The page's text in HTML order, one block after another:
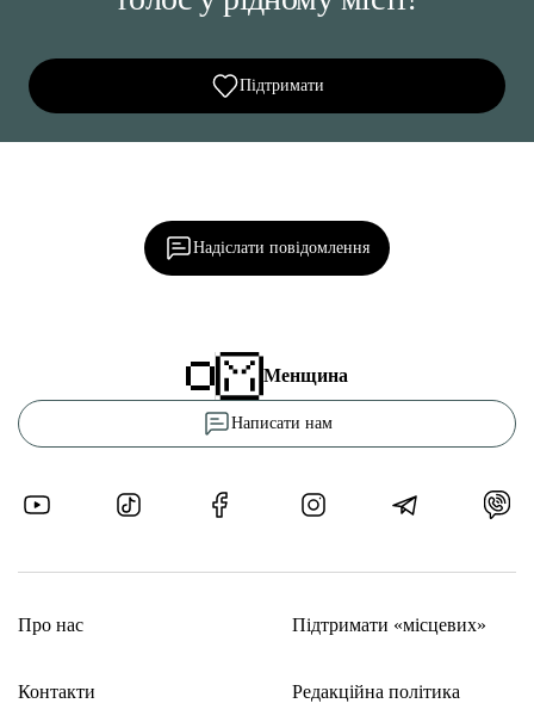
Підтримати
Надіслати повідомлення
Менщина
Написати нам
Про нас
Контакти
Підтримати «місцевих»
Редакційна політика